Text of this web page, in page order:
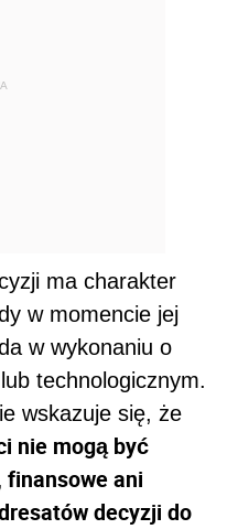
ma charakter
w momencie jej
w wykonaniu o
technologicznym.
wskazuje się, że
nie mogą być
finansowe ani
decyzji do